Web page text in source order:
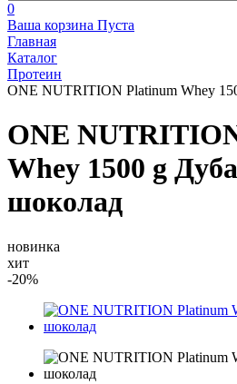
0
Ваша корзина Пуста
Главная
Каталог
Протеин
ONE NUTRITION Platinum Whey
ONE
Whey 1500 g
шоколад
новинка
хит
-20%